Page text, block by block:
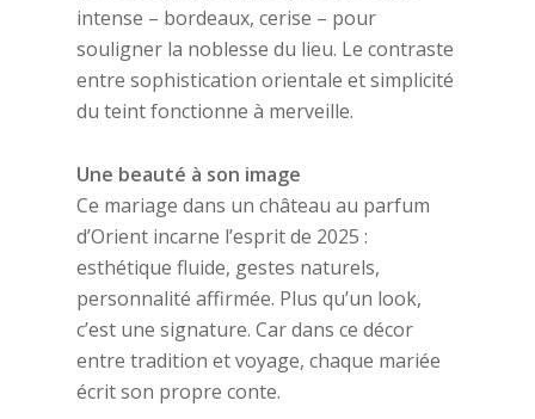
intense – bordeaux, cerise – pour
souligner la noblesse du lieu. Le contraste
entre sophistication orientale et simplicité
du teint fonctionne à merveille.
Une beauté à son image
Ce mariage dans un château au parfum
d’Orient incarne l’esprit de 2025 :
esthétique fluide, gestes naturels,
personnalité affirmée. Plus qu’un look,
c’est une signature. Car dans ce décor
entre tradition et voyage, chaque mariée
écrit son propre conte.